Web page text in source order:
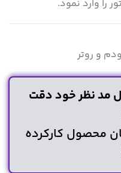
و روتر
مد نظر خود دقت
محصول کارکرده